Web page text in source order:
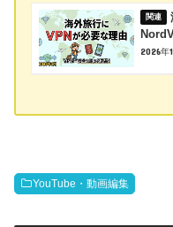
2026年
YouTube・動画編集